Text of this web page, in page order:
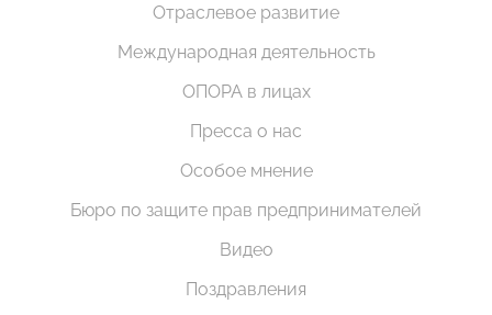
Отраслевое развитие
Международная деятельность
ОПОРА в лицах
Пресса о нас
Особое мнение
Бюро по защите прав предпринимателей
Видео
Поздравления